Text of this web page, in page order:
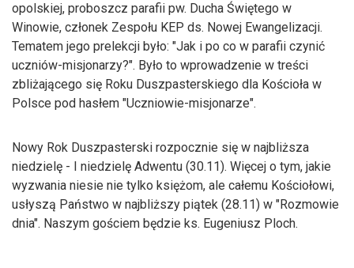
opolskiej, proboszcz parafii pw. Ducha Świętego w
Winowie, członek Zespołu KEP ds. Nowej Ewangelizacji.
Tematem jego prelekcji było: "Jak i po co w parafii czynić
uczniów-misjonarzy?". Było to wprowadzenie w treści
zbliżającego się Roku Duszpasterskiego dla Kościoła w
Polsce pod hasłem "Uczniowie-misjonarze".
Nowy Rok Duszpasterski rozpocznie się w najbliższa
niedzielę - I niedzielę Adwentu (30.11). Więcej o tym, jakie
wyzwania niesie nie tylko księżom, ale całemu Kościołowi,
usłyszą Państwo w najbliższy piątek (28.11) w "Rozmowie
dnia". Naszym gościem będzie ks. Eugeniusz Ploch.